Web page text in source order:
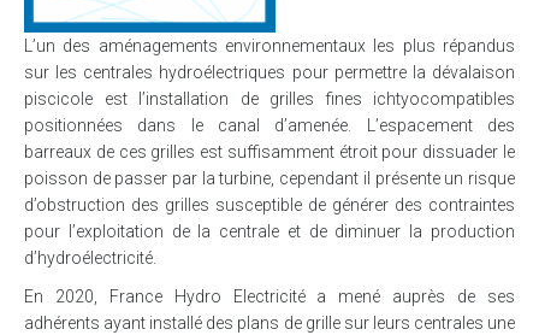
L’un des aménagements environnementaux les plus répandus
sur les centrales hydroélectriques pour permettre la dévalaison
piscicole est l’installation de grilles fines ichtyocompatibles
positionnées dans le canal d’amenée. L’espacement des
barreaux de ces grilles est suffisamment étroit pour dissuader le
poisson de passer par la turbine, cependant il présente un risque
d’obstruction des grilles susceptible de générer des contraintes
pour l’exploitation de la centrale et de diminuer la production
d’hydroélectricité.
En 2020, France Hydro Electricité a mené auprès de ses
adhérents ayant installé des plans de grille sur leurs centrales une